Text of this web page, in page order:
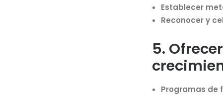
Establecer
Reconocer y
5.
Programas de